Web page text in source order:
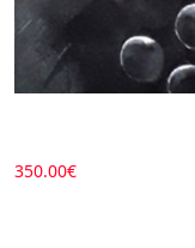
350.00€